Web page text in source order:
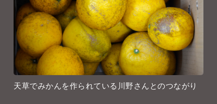
天草でみかんを作られている川野さんとのつながり